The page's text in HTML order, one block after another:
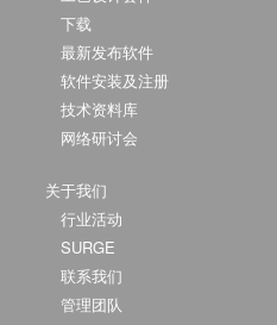
下载
最新发布软件
软件安装及注册
技术资料库
网络研讨会
关于我们
行业活动
SURGE
联系我们
管理团队